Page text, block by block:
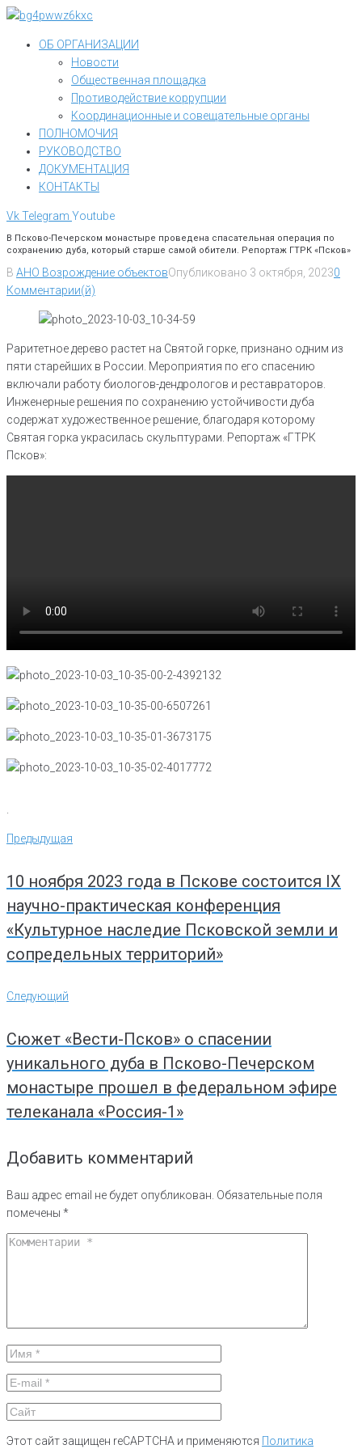
Перейти
контентуОБ ОРГАНИЗАЦИИ
Новости
Общественная площадка
Противодействие коррупции
Координационные и совещательные органы
ПОЛНОМОЧИЯ
РУКОВОДСТВО
ДОКУМЕНТАЦИЯ
КОНТАКТЫ
VkTelegram Youtube
В Псково-Печерском монастыре проведена спасательная операция по
сохранению дуба, который старше самой обители. Репортаж ГТРК «Псков»
В АНО Возрождение объектовОпубликовано 3 октября, 20230
Комментарии(й)
Раритетное дерево растет на Святой горке, признано одним из
пяти старейших в России. Мероприятия по его спасению
включали работу биологов-дендрологов и реставраторов.
Инженерные решения по сохранению устойчивости дуба
содержат художественное решение, благодаря которому
Святая горка украсилась скульптурами. Репортаж «ГТРК
Псков»:
.
Навигация
по
Предыдущая
Предыдущая
10 ноября 2023 года в Пскове состоится IX
научно-практическая конференция
«Культурное наследие Псковской земли и
сопредельных территорий»
Следующий
Следующий
Сюжет «Вести-Псков» о спасении
уникального дуба в Псково-Печерском
монастыре прошел в федеральном эфире
телеканала «Россия-1»
Добавить комментарий
Ваш адрес email не будет опубликован. Обязательные поля
помечены *
Этот сайт защищен reCAPTCHA и применяются Политика